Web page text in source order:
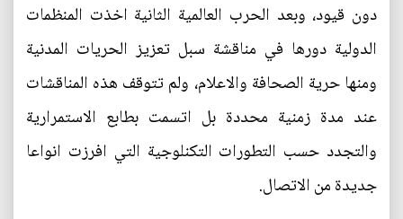
دون قيود، وبعد الحرب العالمية الثانية اخذت المنظمات
الدولية دورها في مناقشة سبل تعزيز الحريات المدنية
ومنها حرية الصحافة والاعلام، ولم تتوقف هذه المناقشات
عند مدة زمنية محددة بل اتسمت بطابع الاستمرارية
والتجدد حسب التطورات التكنلوجية التي افرزت انواعا
جديدة من الاتصال.